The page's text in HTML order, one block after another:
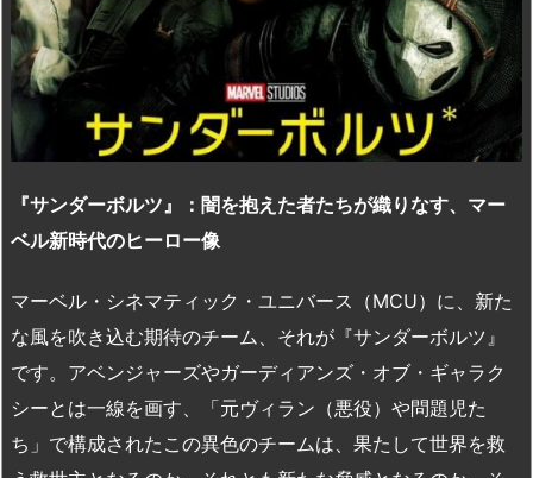
『サンダーボルツ』：闇を抱えた者たちが織りなす、マー
ベル新時代のヒーロー像
マーベル・シネマティック・ユニバース（MCU）に、新た
な風を吹き込む期待のチーム、それが『サンダーボルツ』
です。アベンジャーズやガーディアンズ・オブ・ギャラク
シーとは一線を画す、「元ヴィラン（悪役）や問題児た
ち」で構成されたこの異色のチームは、果たして世界を救